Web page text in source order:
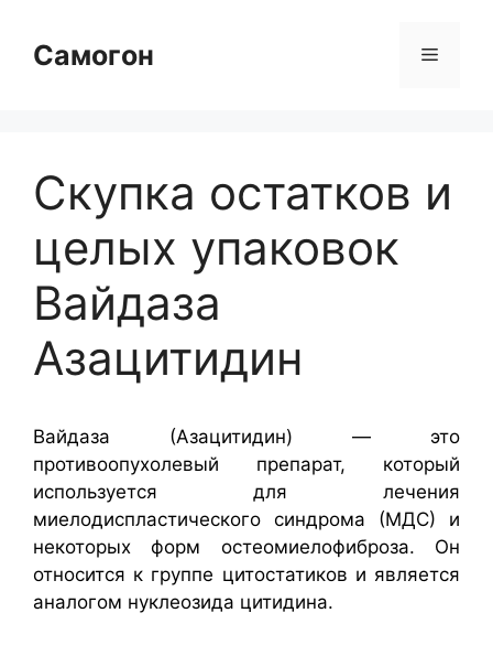
содержимому
Самогон Меню
Скупка остатков и
целых упаковок
Вайдаза
Азацитидин
Вайдаза (Азацитидин) — это
противоопухолевый препарат, который
используется для лечения
миелодиспластического синдрома (МДС) и
некоторых форм остеомиелофиброза. Он
относится к группе цитостатиков и является
аналогом нуклеозида цитидина.